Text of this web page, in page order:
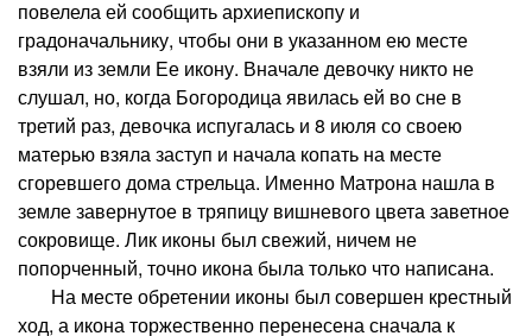
повелела ей сообщить архиепископу и
градоначальнику, чтобы они в указанном ею месте
взяли из земли Ее икону. Вначале девочку никто не
слушал, но, когда Богородица явилась ей во сне в
третий раз, девочка испугалась и 8 июля со своею
матерью взяла заступ и начала копать на месте
сгоревшего дома стрельца. Именно Матрона нашла в
земле завернутое в тряпицу вишневого цвета заветное
сокровище. Лик иконы был свежий, ничем не
попорченный, точно икона была только что написана.
На месте обретении иконы был совершен крестный
ход, а икона торжественно перенесена сначала к